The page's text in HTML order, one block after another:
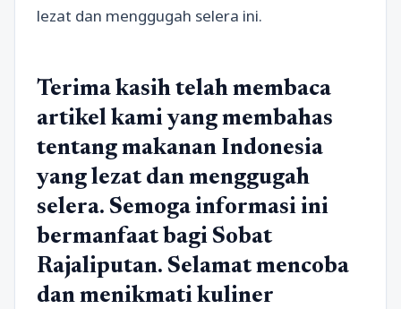
lezat dan menggugah selera ini.
Terima kasih telah membaca
artikel kami yang membahas
tentang makanan Indonesia
yang lezat dan menggugah
selera. Semoga informasi ini
bermanfaat bagi Sobat
Rajaliputan. Selamat mencoba
dan menikmati kuliner